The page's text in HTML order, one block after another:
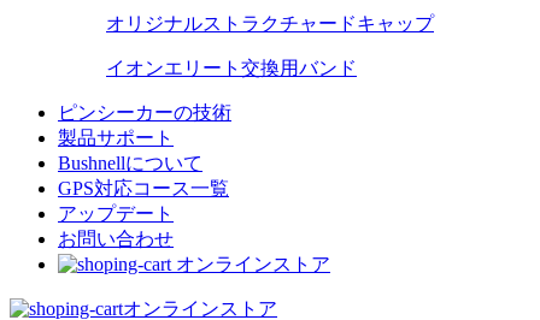
オリジナルストラクチャードキャップ
イオンエリート交換用バンド
ピンシーカーの技術
製品サポート
Bushnellについて
GPS対応コース一覧
アップデート
お問い合わせ
オンラインストア
オンラインストア